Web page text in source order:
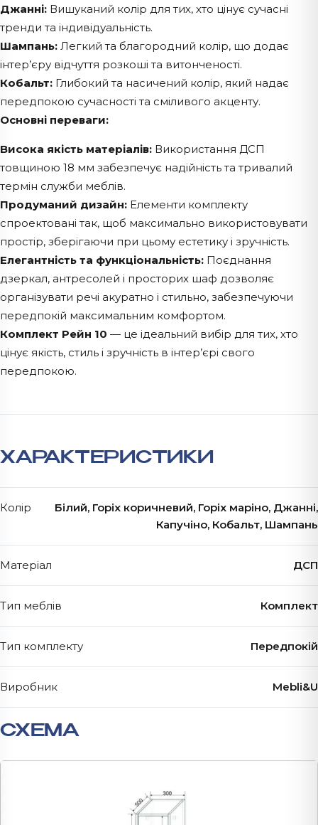
Джанні: Вишуканий колір для тих, хто цінує сучасні
тренди та індивідуальність.
Шампань: Легкий та благородний колір, що додає
інтер’єру відчуття розкоші та витонченості.
Кобальт: Глибокий та насичений колір, який надає
передпокою сучасності та сміливого акценту.
Основні переваги:
Висока якість матеріалів: Використання ДСП
товщиною 18 мм забезпечує надійність та тривалий
термін служби меблів.
Продуманий дизайн: Елементи комплекту
спроектовані так, щоб максимально використовувати
простір, зберігаючи при цьому естетику і зручність.
Елегантність та функціональність: Поєднання
дзеркал, антресолей і просторих шаф дозволяє
організувати речі акуратно і стильно, забезпечуючи
передпокій максимальним комфортом.
Комплект Рейн 10 — це ідеальний вибір для тих, хто
цінує якість, стиль і зручність в інтер’єрі свого
передпокою.
ХАРАКТЕРИСТИКИ
Колір
Білий, Горіх коричневий, Горіх маріно, Джанні,
Капучіно, Кобальт, Шампань
Матеріал ДСП
Тип меблів Комплект
Тип комплекту Передпокій
Виробник Mebli&U
СХЕМА